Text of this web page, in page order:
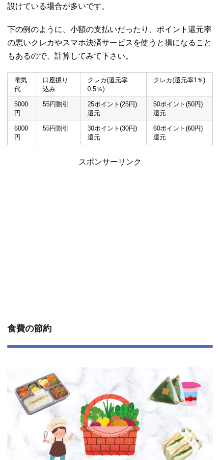
設けている場合が多いです。
下の例のように、小額の支払いだったり、ポイント還元率
の悪いクレカやスマホ決済サービスを使うと損になること
もあるので、計算してみて下さい。
電気
代
口座振り
込み
クレカ(還元率
0.5％)
クレカ(還元率1％)
5000
円
55円割引
25ポイント(25円)
還元
50ポイント(50円)
還元
6000
円
55円割引
30ポイント(30円)
還元
60ポイント(60円)
還元
スポンサーリンク
食費の節約